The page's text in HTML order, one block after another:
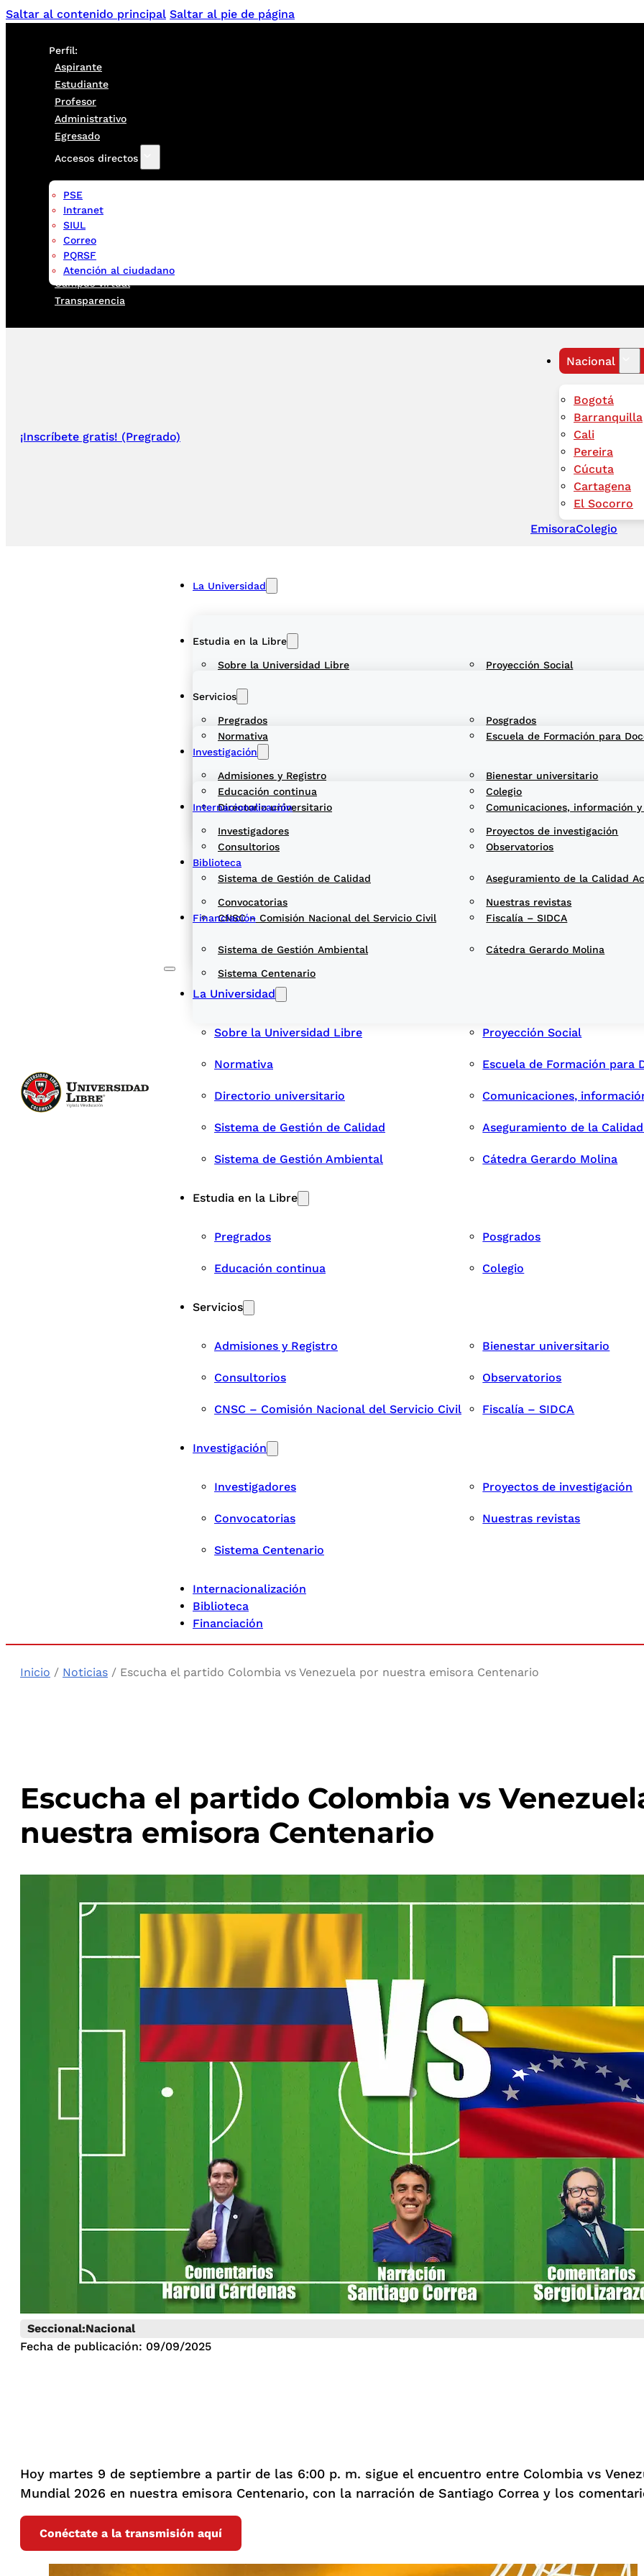
Saltar al contenido principal Saltar al pie de página
Perfil:
Aspirante
Estudiante
Profesor
Administrativo
Egresado
Accesos directos
PSE
Intranet
SIUL
Correo
PQRSF
Atención al ciudadano
Campus virtual
Transparencia
¡Inscríbete gratis! (Pregrado)
Nacional
Bogotá
Barranquilla
Cali
Pereira
Cúcuta
Cartagena
El Socorro
EmisoraColegio
La Universidad
Sobre la Universidad Libre Proyección Social
Normativa Escuela de Formación para
Directorio universitario Comunicaciones, información y
Sistema de Gestión de Calidad Aseguramiento de la Calidad
Sistema de Gestión Ambiental Cátedra Gerardo Molina
Estudia en la Libre
Pregrados Posgrados
Educación continua Colegio
Servicios
Admisiones y Registro Bienestar universitario
Consultorios Observatorios
CNSC – Comisión Nacional del Servicio Civil Fiscalía – SIDCA
Investigación
Investigadores Proyectos de investigación
Convocatorias Nuestras revistas
Sistema Centenario
Internacionalización
Biblioteca
Financiación
La Universidad
Sobre la Universidad Libre Proyección Social
Normativa Escuela de Formación para
Directorio universitario Comunicaciones,
Sistema de Gestión de Calidad Aseguramiento de la
Sistema de Gestión Ambiental Cátedra Gerardo Molina
Estudia en la Libre
Pregrados Posgrados
Educación continua Colegio
Servicios
Admisiones y Registro Bienestar universitario
Consultorios Observatorios
CNSC – Comisión Nacional del Servicio Civil Fiscalía – SIDCA
Investigación
Investigadores Proyectos de investigación
Convocatorias Nuestras revistas
Sistema Centenario
Internacionalización
Biblioteca
Financiación
Inicio / Noticias / Escucha el partido Colombia vs Venezuela por nuestra emisora Centenario
Escucha el partido Colombia vs
nuestra emisora Centenario
Seccional:Nacional
Fecha de publicación: 09/09/2025
Hoy martes 9 de septiembre a partir de las 6:00 p. m. sigue el encuentro entre Colombia vs
Mundial 2026 en nuestra emisora Centenario, con la narración de Santiago Correa y los
Conéctate a la transmisión aquí